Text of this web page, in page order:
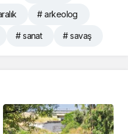
# arkeolog
# sanat # savaş